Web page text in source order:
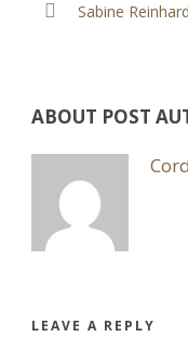
Sabine
ABOUT POST
LEAVE A REPLY